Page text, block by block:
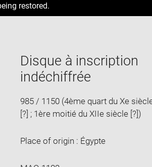
restored.
Disque à inscription
indéchiffrée
985 / 1150 (4ème quart du Xe
[?] ; 1ère moitié du XIIe siècle [?])
Place of origin : Égypte